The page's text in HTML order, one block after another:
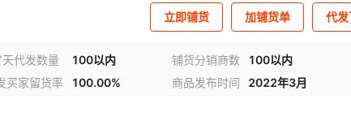
立即铺货 加铺货单 代
代发数量 100以内 铺货分销商数
100以内
买家留货率 100.00% 商品发布时间 2022年3月